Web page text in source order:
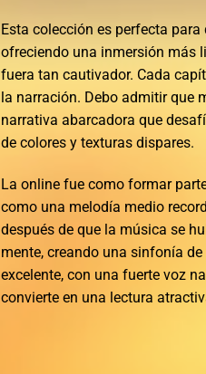
Esta colección es perfecta
ofreciendo una inmersión más
fuera tan cautivador. Cada
la narración. Debo admitir que
narrativa abarcadora que
de colores y texturas dispares.
La online fue como formar
como una melodía medio
después de que la música se
mente, creando una sinfonía
excelente, con una fuerte voz
convierte en una lectura